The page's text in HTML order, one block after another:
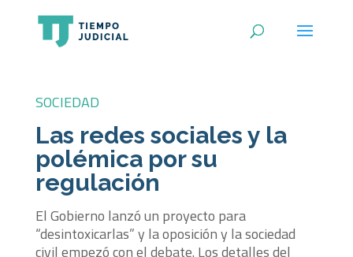
SOCIEDAD
Las redes sociales y la
polémica por su
regulación
El Gobierno lanzó un proyecto para
“desintoxicarlas” y la oposición y la sociedad
civil empezó con el debate. Los detalles del